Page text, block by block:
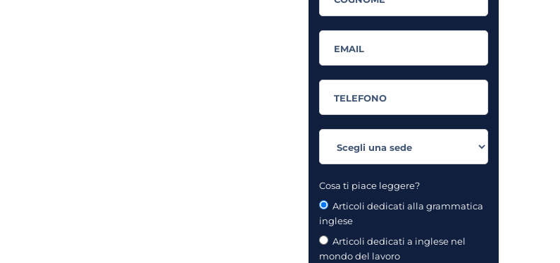
Cosa ti piace leggere?
Articoli dedicati alla grammatica
inglese
Articoli dedicati a inglese nel
mondo del lavoro